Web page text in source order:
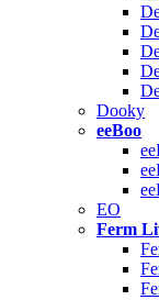
Dooky
eeBoo
EO
Ferm